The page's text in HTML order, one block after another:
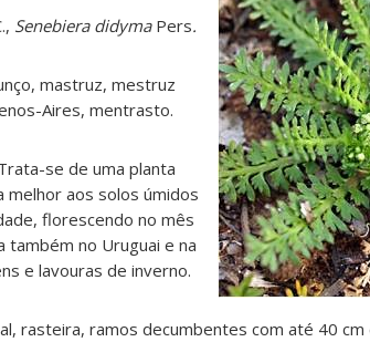
Senebiera didymaPers.
mastruz, mestruz
Aires, mentrasto.
se de uma planta
melhor aos solos úmidos
florescendo no mês
também no Uruguai e na
e lavouras de inverno.
rasteira, ramos decumbentes com até 40